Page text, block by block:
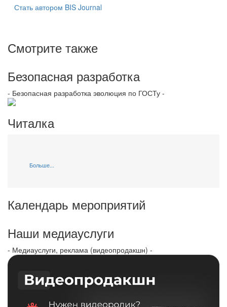
Стать автором BIS Journal
Смотрите также
Безопасная разработка
- Безопасная разработка эволюция по ГОСТу -
Читалка
Больше...
Календарь мероприятий
Наши медиауслуги
- Медиауслуги, реклама (видеопродакшн) -